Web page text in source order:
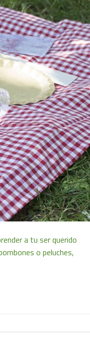
a tu ser querido
o peluches,